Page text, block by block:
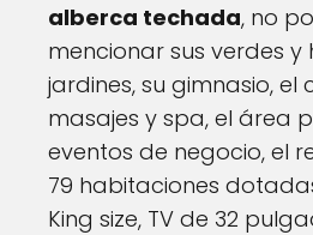
alberca techada, no
mencionar sus verdes y
jardines, su gimnasio, el
masajes y spa, el área
eventos de negocio, el
79 habitaciones
King size, TV de 32